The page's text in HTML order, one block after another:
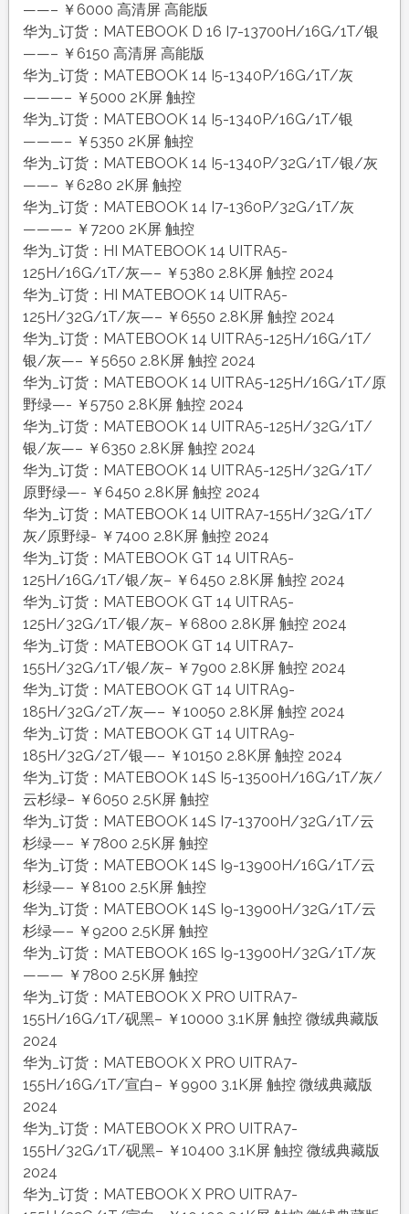
——– ￥6000 高清屏 高能版
华为_订货：MATEBOOK D 16 I7-13700H/16G/1T/银
——– ￥6150 高清屏 高能版
华为_订货：MATEBOOK 14 I5-1340P/16G/1T/灰
———– ￥5000 2K屏 触控
华为_订货：MATEBOOK 14 I5-1340P/16G/1T/银
———– ￥5350 2K屏 触控
华为_订货：MATEBOOK 14 I5-1340P/32G/1T/银/灰
——– ￥6280 2K屏 触控
华为_订货：MATEBOOK 14 I7-1360P/32G/1T/灰
———– ￥7200 2K屏 触控
华为_订货：HI MATEBOOK 14 UITRA5-
125H/16G/1T/灰—– ￥5380 2.8K屏 触控 2024
华为_订货：HI MATEBOOK 14 UITRA5-
125H/32G/1T/灰—– ￥6550 2.8K屏 触控 2024
华为_订货：MATEBOOK 14 UITRA5-125H/16G/1T/
银/灰—– ￥5650 2.8K屏 触控 2024
华为_订货：MATEBOOK 14 UITRA5-125H/16G/1T/原
野绿—- ￥5750 2.8K屏 触控 2024
华为_订货：MATEBOOK 14 UITRA5-125H/32G/1T/
银/灰—– ￥6350 2.8K屏 触控 2024
华为_订货：MATEBOOK 14 UITRA5-125H/32G/1T/
原野绿—- ￥6450 2.8K屏 触控 2024
华为_订货：MATEBOOK 14 UITRA7-155H/32G/1T/
灰/原野绿- ￥7400 2.8K屏 触控 2024
华为_订货：MATEBOOK GT 14 UITRA5-
125H/16G/1T/银/灰– ￥6450 2.8K屏 触控 2024
华为_订货：MATEBOOK GT 14 UITRA5-
125H/32G/1T/银/灰– ￥6800 2.8K屏 触控 2024
华为_订货：MATEBOOK GT 14 UITRA7-
155H/32G/1T/银/灰– ￥7900 2.8K屏 触控 2024
华为_订货：MATEBOOK GT 14 UITRA9-
185H/32G/2T/灰—– ￥10050 2.8K屏 触控 2024
华为_订货：MATEBOOK GT 14 UITRA9-
185H/32G/2T/银—– ￥10150 2.8K屏 触控 2024
华为_订货：MATEBOOK 14S I5-13500H/16G/1T/灰/
云杉绿– ￥6050 2.5K屏 触控
华为_订货：MATEBOOK 14S I7-13700H/32G/1T/云
杉绿—– ￥7800 2.5K屏 触控
华为_订货：MATEBOOK 14S I9-13900H/16G/1T/云
杉绿—– ￥8100 2.5K屏 触控
华为_订货：MATEBOOK 14S I9-13900H/32G/1T/云
杉绿—– ￥9200 2.5K屏 触控
华为_订货：MATEBOOK 16S I9-13900H/32G/1T/灰
——— ￥7800 2.5K屏 触控
华为_订货：MATEBOOK X PRO UITRA7-
155H/16G/1T/砚黑– ￥10000 3.1K屏 触控 微绒典藏版
2024
华为_订货：MATEBOOK X PRO UITRA7-
155H/16G/1T/宣白– ￥9900 3.1K屏 触控 微绒典藏版
2024
华为_订货：MATEBOOK X PRO UITRA7-
155H/32G/1T/砚黑– ￥10400 3.1K屏 触控 微绒典藏版
2024
华为_订货：MATEBOOK X PRO UITRA7-